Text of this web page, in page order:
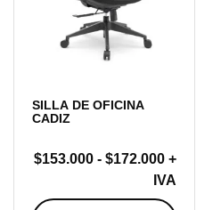
SILLA DE OFICINA
CADIZ
$153.000 - $172.000Rango
de
precios:
+
IVA